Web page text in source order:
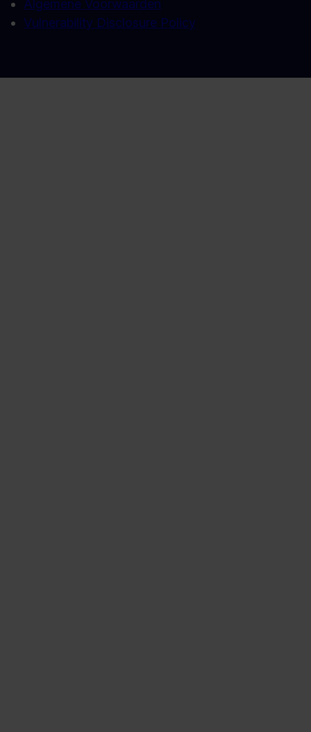
Algemene Voorwaarden
Vulnerability Disclosure Policy